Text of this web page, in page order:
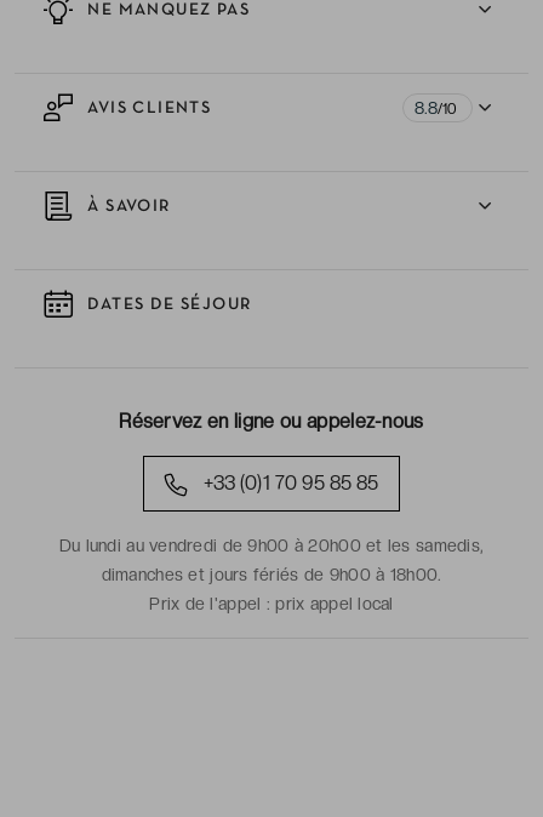
NE MANQUEZ PAS
AVIS CLIENTS 8.8/10
À SAVOIR
DATES DE SÉJOUR
Réservez en ligne ou appelez-nous
+33 (0)1 70 95 85 85
Du lundi au vendredi de 9h00 à 20h00 et les samedis,
dimanches et jours fériés de 9h00 à 18h00.
Prix de l'appel :prix appel local